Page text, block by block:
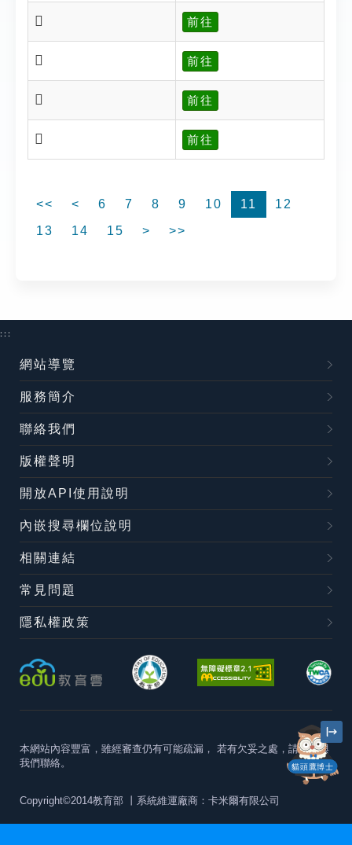
𠩽 前往
𠩿 前往
𠪄 前往
𠪆 前往
<< < 6 7 8 9 10 11
12
13
14 15 > >>
貓頭鷹博士
:::
網站導覽
服務簡介
聯絡我們
版權聲明
開放API使用說明
內嵌搜尋欄位說明
相關連結
常見問題
隱私權政策
本網站內容豐富，雖經審查仍有可能疏漏， 若有欠妥之處，請隨時與
我們聯絡。
Copyright©2014教育部 丨系統維運廠商：卡米爾有限公司